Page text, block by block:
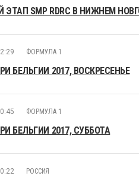
ЭТАП SMP RDRC В НИЖНЕМ
ФОРМУЛА 1
БЕЛЬГИИ 2017, ВОСКРЕСЕНЬЕ
ФОРМУЛА 1
БЕЛЬГИИ 2017, СУББОТА
РОССИЯ